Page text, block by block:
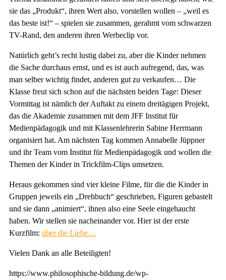
sie das „Produkt“, ihren Wert also, vorstellen wollen – „weil es
das beste ist!“ – spielen sie zusammen, gerahmt vom schwarzen
TV-Rand, den anderen ihren Werbeclip vor.
Natürlich geht’s recht lustig dabei zu, aber die Kinder nehmen
die Sache durchaus ernst, und es ist auch aufregend, das, was
man selber wichtig findet, anderen gut zu verkaufen… Die
Klasse freut sich schon auf die nächsten beiden Tage: Dieser
Vormittag ist nämlich der Auftakt zu einem dreitägigen Projekt,
das die Akademie zusammen mit dem JFF Institut für
Medienpädagogik und mit Klassenlehrerin Sabine Herrmann
organisiert hat. Am nächsten Tag kommen Annabelle Jüppner
und ihr Team vom Institut für Medienpädagogik und wollen die
Themen der Kinder in Trickfilm-Clips umsetzen.
Heraus gekommen sind vier kleine Filme, für die die Kinder in
Gruppen jeweils ein „Drehbuch“ geschrieben, Figuren gebastelt
und sie dann „animiert“, ihnen also eine Seele eingehaucht
haben. Wir stellen sie nacheinander vor. Hier ist der erste
Kurzfilm: über die Liebe…
Vielen Dank an alle Beteiligten!
https://www.philosophische-bildung.de/wp-